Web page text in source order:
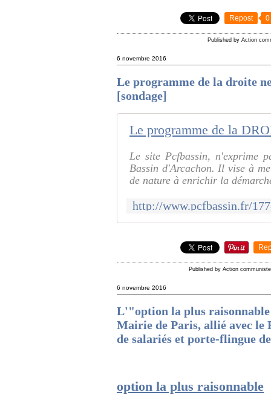
Repost 0
Published by Action
6 novembre 2016
Le programme de la droite
[sondage]
Le site Pcfbassin, n'exprime
Bassin d'Arcachon. Il vise à
de nature à enrichir la
Published by Action communiste
6 novembre 2016
L'"option la plus
Mairie de Paris, allié avec le
de salariés et porte-flingue
option la plus raisonnable